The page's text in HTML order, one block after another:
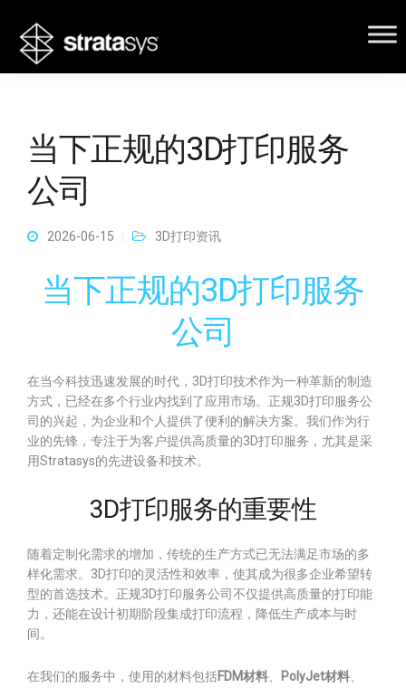
当下正规的3D打印服务
公司
2026-06-15 3D打印资讯
当下正规的3D打印服务
公司
在当今科技迅速发展的时代，3D打印技术作为一种革新的制造
方式，已经在多个行业内找到了应用市场。正规3D打印服务公
司的兴起，为企业和个人提供了便利的解决方案。我们作为行
业的先锋，专注于为客户提供高质量的3D打印服务，尤其是采
用Stratasys的先进设备和技术。
3D打印服务的重要性
随着定制化需求的增加，传统的生产方式已无法满足市场的多
样化需求。3D打印的灵活性和效率，使其成为很多企业希望转
型的首选技术。正规3D打印服务公司不仅提供高质量的打印能
力，还能在设计初期阶段集成打印流程，降低生产成本与时
间。
在我们的服务中，使用的材料包括FDM材料 PolyJet材料